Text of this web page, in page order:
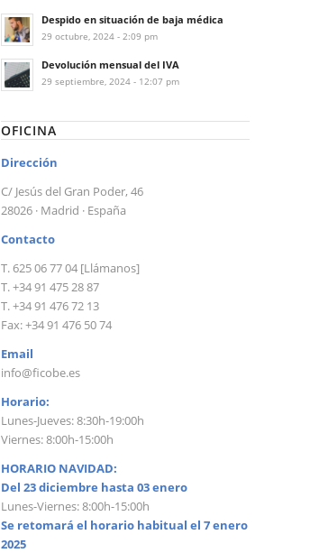
Despido en situación de baja médica
29 octubre, 2024 - 2:09 pm
Devolución mensual del IVA
29 septiembre, 2024 - 12:07 pm
OFICINA
Dirección
C/ Jesús del Gran Poder, 46
28026 · Madrid · España
Contacto
T. 625 06 77 04 [Llámanos]
T. +34 91 475 28 87
T. +34 91 476 72 13
Fax: +34 91 476 50 74
Email
info@ficobe.es
Horario:
Lunes-Jueves: 8:30h-19:00h
Viernes: 8:00h-15:00h
HORARIO NAVIDAD:
Del 23 diciembre hasta 03 enero
Lunes-Viernes: 8:00h-15:00h
Se retomará el horario habitual el 7 enero
2025